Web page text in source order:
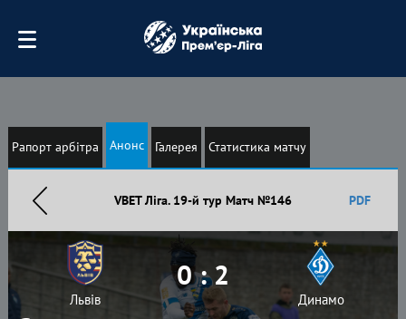
Рапорт арбітра Анонс Галерея Статистика матчу
VBET Ліга. 19-й тур Матч №146 PDF
Львів
0 : 2
Динамо